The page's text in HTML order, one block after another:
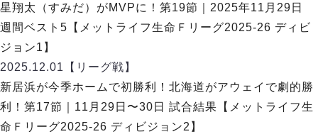
星翔太（すみだ）がMVPに！第19節｜2025年11月29日
週間ベスト5【メットライフ生命Ｆリーグ2025-26 ディビ
ジョン1】
2025.12.01
【リーグ戦】
新居浜が今季ホームで初勝利！北海道がアウェイで劇的勝
利！第17節｜11月29日〜30日 試合結果【メットライフ生
命Ｆリーグ2025-26 ディビジョン2】